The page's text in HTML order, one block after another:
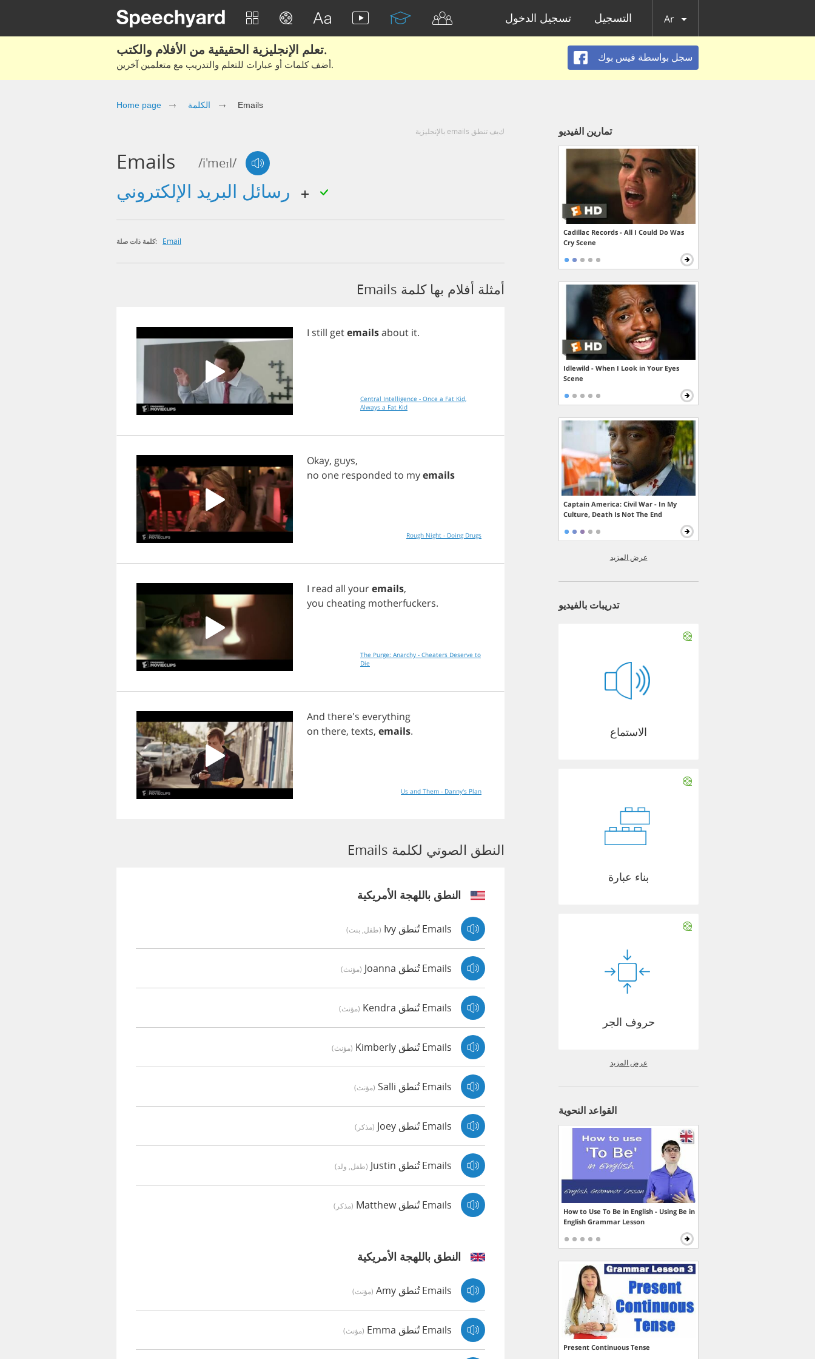
تسجيل الدخول التسجيل Ar
تعلم الإنجليزية الحقيقية من الأفلام والكتب.
أضف كلمات أو عبارات للتعلم والتدريب مع متعلمين آخرين.
سجل بواسطة فيس بوك
Home page الكلمة Emails
كيف تنطق emails بالإنجليزية
Emails /i'meɪl/
كلمة ذات صلة: Email
أمثلة أفلام بها كلمة Emails
I still getemailsabout it.
Central Intelligence - Once a Fat Kid,
Always a Fat Kid
Okay, guys,
no one responded to myemails
Rough Night - Doing Drugs
I read all youremails,
you cheating motherfuckers.
The Purge: Anarchy - Cheaters Deserve to
Die
And there's everything
on there, texts, emails.
Us and Them - Danny's Plan
النطق الصوتي لكلمة Emails
النطق باللهجة الأمريكية
Emails تُنطق Ivy (طفل, بنت)
Emails تُنطق Joanna (مؤنث)
Emails تُنطق Kendra (مؤنث)
Emails تُنطق Kimberly (مؤنث)
Emails تُنطق Salli (مؤنث)
Emails تُنطق Joey (مذكر)
Emails تُنطق Justin (طفل, ولد)
Emails تُنطق Matthew (مذكر)
النطق باللهجة الأمريكية
Emails تُنطق Amy (مؤنث)
Emails تُنطق Emma (مؤنث)
تمارين الفيديو
Cadillac Records - All I Could Do Was
Cry Scene
Idlewild - When I Look in Your Eyes
Scene
Captain America: Civil War - In My
Culture, Death Is Not The End
عرض المزيد
تدريبات بالفيديو
الاستماع
بناء عبارة
حروف الجر
عرض المزيد
القواعد النحوية
How to Use To Be in English - Using Be in
English Grammar Lesson
Present Continuous Tense